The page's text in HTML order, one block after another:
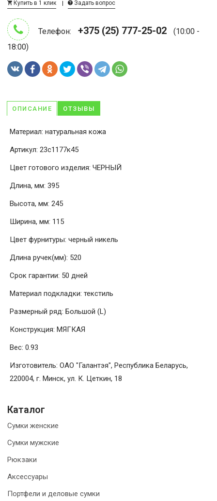
Купить в 1 клик Задать вопрос
Телефон: +375 (25) 777-25-02
(10:00 -
18:00)
ОПИСАНИЕ ОТЗЫВЫ
Материал: натуральная кожа
Артикул: 23с1177к45
Цвет готового изделия: ЧЕРНЫЙ
Длина, мм: 395
Высота, мм: 245
Ширина, мм: 115
Цвет фурнитуры: черный никель
Длина ручек(мм): 520
Срок гарантии: 50 дней
Материал подкладки: текстиль
Размерный ряд: Большой (L)
Конструкция: МЯГКАЯ
Вес: 0.93
Изготовитель: ОАО "Галантэя", Республика Беларусь,
220004, г. Минск, ул. К. Цеткин, 18
Каталог
Сумки женские
Сумки мужские
Рюкзаки
Аксессуары
Портфели и деловые сумки